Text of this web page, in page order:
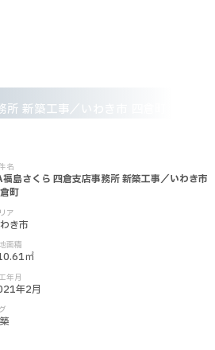
新築工事／いわき市 四倉町
名
島さくら 四倉支店事務所 新築工事／いわき市
町
ア
き市
面積
㎡
年月
年2月